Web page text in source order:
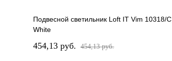
Подвесной светильник Loft IT Vim 10318/C
White
454,13 pуб. 454,13 pуб.